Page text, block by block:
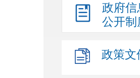
政府信
公开制
政策文